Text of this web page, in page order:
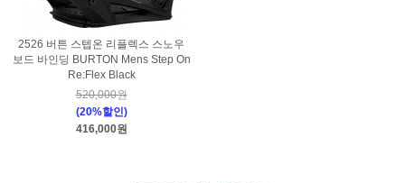
2526 버튼 스텝온 리플렉스 스노우
보드 바인딩 BURTON Mens Step On
Re:Flex Black
520,000원
(20%할인)
416,000원